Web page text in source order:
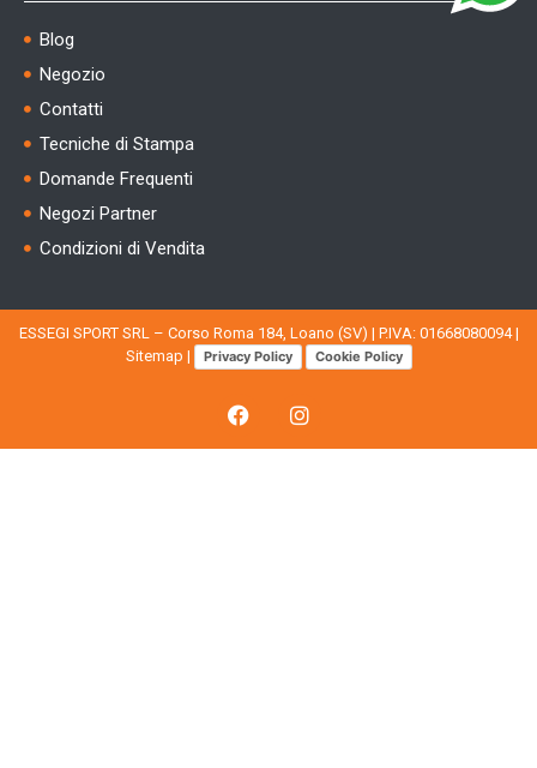
Blog
Negozio
Contatti
Tecniche di Stampa
Domande Frequenti
Negozi Partner
Condizioni di Vendita
ESSEGI SPORT SRL – Corso Roma 184, Loano (SV) | P.IVA: 01668080094 |
Sitemap | Privacy Policy Cookie Policy